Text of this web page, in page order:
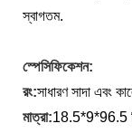
স্বাগতম.
স্পেসিফিকেশন:
রং:সাধারণ সাদা এবং
মাত্রা:18.5*9*96.5